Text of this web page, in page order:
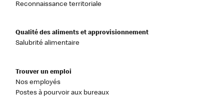
Reconnaissance territoriale
Qualité des aliments et approvisionnement
Salubrité alimentaire
Trouver un emploi
Nos employés
Postes à pourvoir aux bureaux